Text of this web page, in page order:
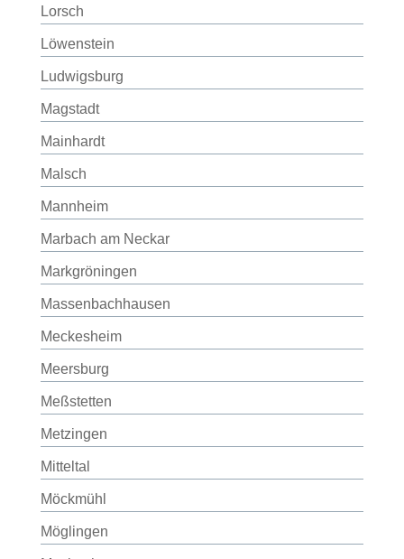
Lorsch
Löwenstein
Ludwigsburg
Magstadt
Mainhardt
Malsch
Mannheim
Marbach am Neckar
Markgröningen
Massenbachhausen
Meckesheim
Meersburg
Meßstetten
Metzingen
Mitteltal
Möckmühl
Möglingen